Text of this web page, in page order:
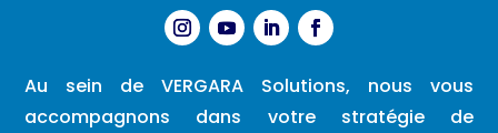
Au sein de VERGARA Solutions, nous vous
accompagnons dans votre stratégie de